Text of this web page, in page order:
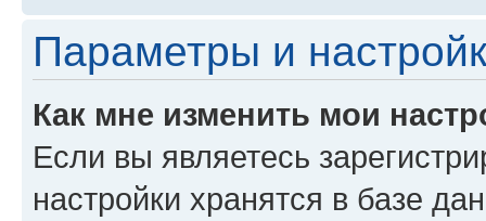
Параметры и
Как мне изменить мои
Если вы являетесь
настройки хранятся в базе